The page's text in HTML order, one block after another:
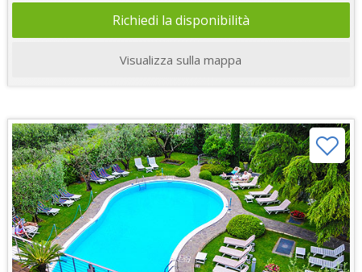
Richiedi la disponibilità
Visualizza sulla mappa